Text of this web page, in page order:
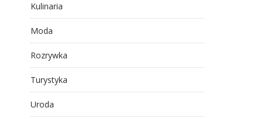
Kulinaria
Moda
Rozrywka
Turystyka
Uroda